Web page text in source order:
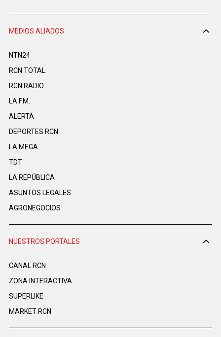
MEDIOS ALIADOS
NTN24
RCN TOTAL
RCN RADIO
LA F.M.
ALERTA
DEPORTES RCN
LA MEGA
TDT
LA REPÚBLICA
ASUNTOS LEGALES
AGRONEGOCIOS
NUESTROS PORTALES
CANAL RCN
ZONA INTERACTIVA
SUPERLIKE
MARKET RCN